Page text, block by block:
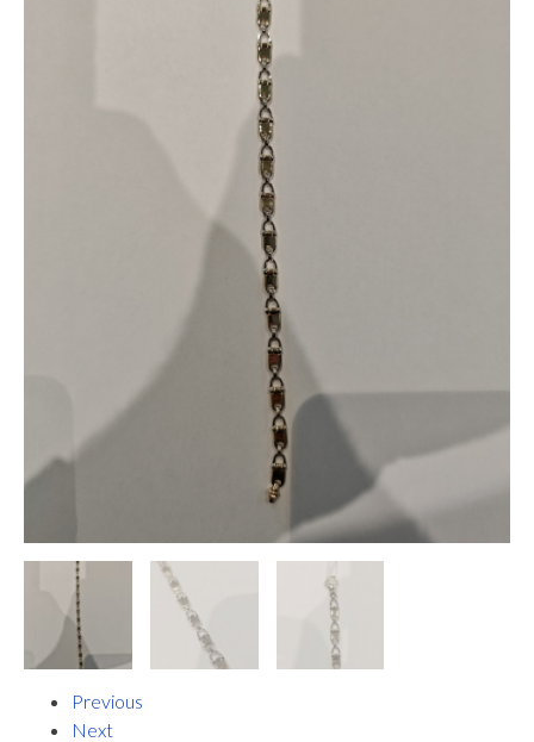
Previous
Next